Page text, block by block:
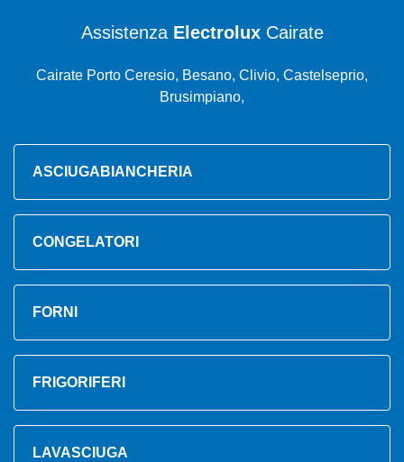
Assistenza ElectroluxCairate
Cairate Porto Ceresio, Besano, Clivio, Castelseprio,
Brusimpiano,
ASCIUGABIANCHERIA
CONGELATORI
FORNI
FRIGORIFERI
LAVASCIUGA